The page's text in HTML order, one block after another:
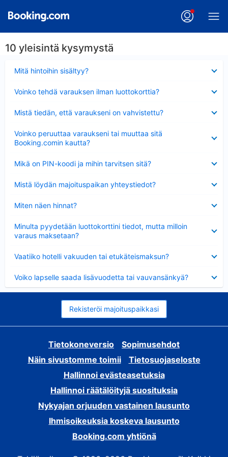
10 yleisintä kysymystä
Mitä hintoihin sisältyy?
Voinko tehdä varauksen ilman luottokorttia?
Mistä tiedän, että varaukseni on vahvistettu?
Voinko peruuttaa varaukseni tai muuttaa sitä
Booking.comin kautta?
Mikä on PIN-koodi ja mihin tarvitsen sitä?
Mistä löydän majoituspaikan yhteystiedot?
Miten näen hinnat?
Minulta pyydetään luottokorttini tiedot, mutta milloin
varaus maksetaan?
Vaatiiko hotelli vakuuden tai etukäteismaksun?
Voiko lapselle saada lisävuodetta tai vauvansänkyä?
Rekisteröi majoituspaikkasi
Tietokoneversio
Sopimusehdot
Näin sivustomme toimii
Tietosuojaseloste
Hallinnoi evästeasetuksia
Hallinnoi räätälöityjä suosituksia
Nykyajan orjuuden vastainen lausunto
Ihmisoikeuksia koskeva lausunto
Booking.com yhtiönä